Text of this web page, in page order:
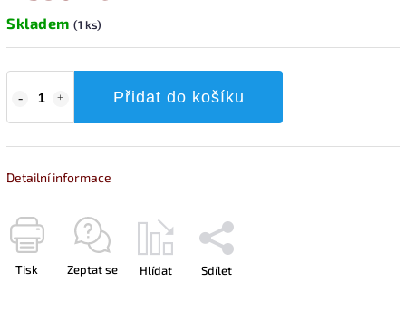
Skladem (1 ks)
Přidat do košíku
Detailní informace
Tisk Zeptat se Hlídat Sdílet